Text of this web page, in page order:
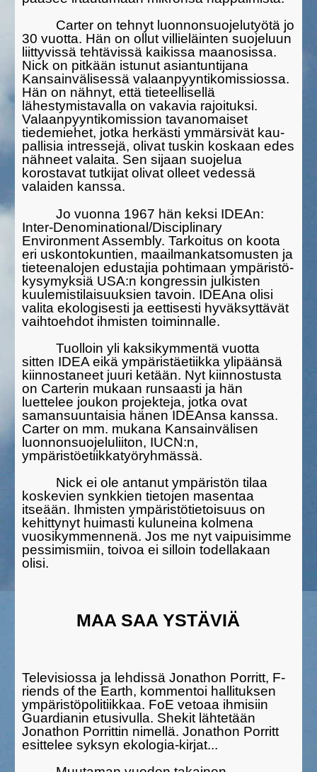
Carter on tehnyt luonnonsuojelutyötä jo
30 vuotta. Hän on ollut villieläinten suojeluun
liittyvissä tehtävissä kaikissa maanosissa.
Nick on pitkään istunut asiantuntijana
Kansainvälisessä valaanpyyntikomis­siossa.
Hän on nähnyt, että tieteellisellä
lähestymistavalla on vakavia rajoituksi.
Valaanpyyntikomission tavanomaiset
tiedemiehet, jotka herkästi ymmärsivät kau­
pallisia intressejä, olivat tuskin koskaan edes
nähneet valaita. Sen sijaan suojelua
korostavat tutkijat olivat olleet vedessä
valaiden kanssa.
Jo vuonna 1967 hän keksi IDEAn:
Inter-Denominational/Disci­plinary
Environment Assembly. Tarkoitus on koota
eri uskontokuntien, maailmankatsomusten ja
tieteenalojen edustajia pohtimaan ympäristö­
kysymyksiä USA:n kongressin julkisten
kuulemistilaisuuksien tavoin. IDEAna olisi
valita ekologisesti ja eettisesti hyväksyttävät
vaihtoehdot ihmisten toiminnalle.
Tuolloin yli kaksikymmentä vuotta
sitten IDEA eikä ympäristä­etiikka ylipäänsä
kiinnostaneet juuri ketään. Nyt kiinnostusta
on Carterin mukaan runsaasti ja hän
luettelee joukon projekteja, jotka ovat
samansuuntaisia hänen IDEAnsa kanssa.
Carter on mm. mukana Kansainvälisen
luonnonsuojeluliiton, IUCN:n,
ympäristöetiikkatyöryh­mässä.
Nick ei ole antanut ympäristön tilaa
koskevien synk­kien tietojen masentaa
itseään. Ihmisten ympäristötietoisuus on
kehit­tynyt huimasti kuluneina kolmena
vuosikymmennenä. Jos me nyt vaipuisimme
pessi­mis­miin, toivoa ei silloin todellakaan
olisi.
MAA SAA YSTÄVIÄ
Televisiossa ja lehdissä Jonathon Porritt, F­
riends of the Earth, kom­mentoi hallituksen
ympäristöpolitiikkaa. FoE vetoaa ihmisiin
Guardia­nin etusivulla. Shekit lähtetään
Jonathon Porrittin nimellä. Jonathon Porritt
esittelee syksyn ekologia-kirjat...